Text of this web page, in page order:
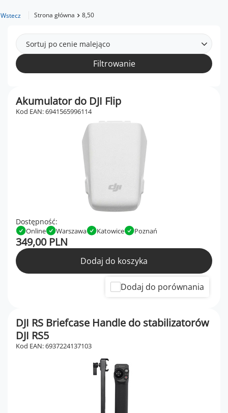
Wstecz Strona główna 8,50
Sortuj po cenie malejąco
Filtrowanie
Akumulator do DJI Flip
Kod EAN: 6941565996114
Dostępność:
Online Warszawa Katowice Poznań
349,00 PLN
Dodaj do koszyka
Dodaj do porównania
DJI RS Briefcase Handle do stabilizatorów
DJI RS5
Kod EAN: 6937224137103